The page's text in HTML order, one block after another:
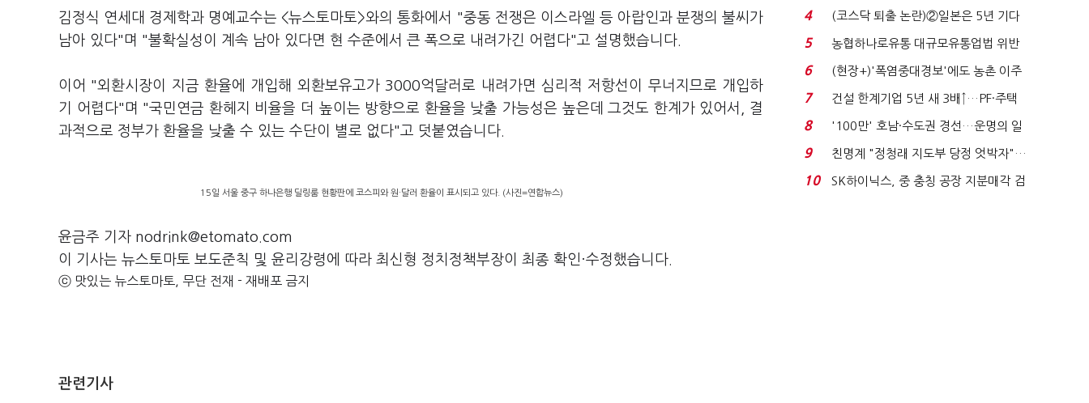
김정식 연세대 경제학과 명예교수는 <뉴스토마토>와의 통화에서 "중동 전쟁은 이스라엘 등 아랍인과 분쟁의 불씨가
남아 있다"며 "불확실성이 계속 남아 있다면 현 수준에서 큰 폭으로 내려가긴 어렵다"고 설명했습니다.
이어 "외환시장이 지금 환율에 개입해 외환보유고가 3000억달러로 내려가면 심리적 저항선이 무너지므로 개입하
기 어렵다"며 "국민연금 환헤지 비율을 더 높이는 방향으로 환율을 낮출 가능성은 높은데 그것도 한계가 있어서, 결
과적으로 정부가 환율을 낮출 수 있는 수단이 별로 없다"고 덧붙였습니다.
15일 서울 중구 하나은행 딜링룸 현황판에 코스피와 원·달러 환율이 표시되고 있다. (사진=연합뉴스)
윤금주 기자 nodrink@etomato.com
이 기사는 뉴스토마토 보도준칙 및 윤리강령에 따라 최신형 정치정책부장이 최종 확인·수정했습니다.
ⓒ 맛있는 뉴스토마토, 무단 전재 - 재배포 금지
관련기사
원 간 성과급 불...
4
(코스닥 퇴출 논란)②일본은 5년 기다
려주는데 우리는 ...
5
농협하나로유통 대규모유통업법 위반
적발…공정위, 과...
6
(현장+)'폭염중대경보'에도 농촌 이주
노동자는 강행군…'야...
7
건설 한계기업 5년 새 3배↑…PF·주택
침체에 재무 ...
8
'100만' 호남·수도권 경선…운명의 일
주일
9
친명계 "정청래 지도부 당정 엇박자"…
친청계 "신천지 오...
10
SK하이닉스, 중 충칭 공장 지분매각 검